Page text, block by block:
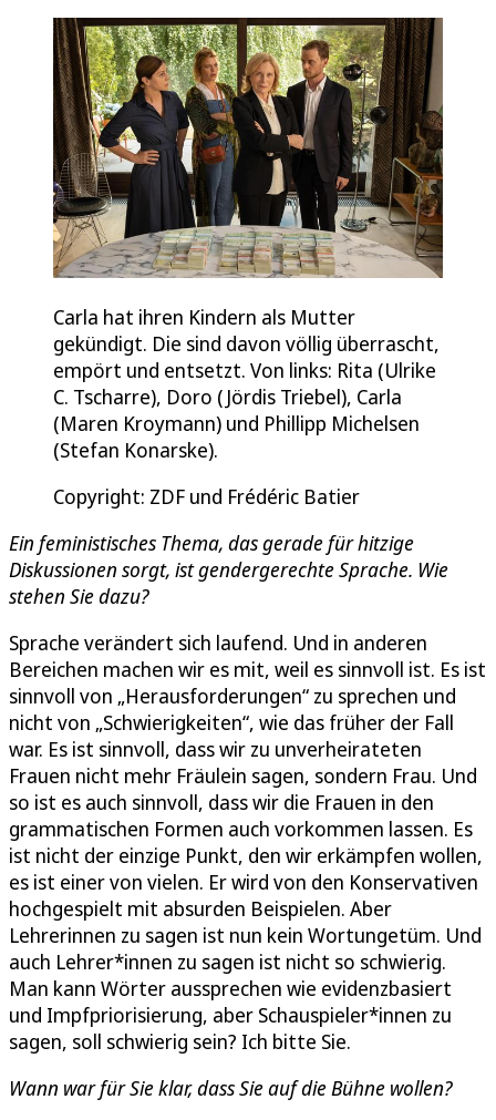
Carla hat ihren Kindern als Mutter
gekündigt. Die sind davon völlig überrascht,
empört und entsetzt. Von links: Rita (Ulrike
C. Tscharre), Doro (Jördis Triebel), Carla
(Maren Kroymann) und Phillipp Michelsen
(Stefan Konarske).
Copyright: ZDF und Frédéric Batier
Ein feministisches Thema, das gerade für hitzige
Diskussionen sorgt, ist gendergerechte Sprache. Wie
stehen Sie dazu?
Sprache verändert sich laufend. Und in anderen
Bereichen machen wir es mit, weil es sinnvoll ist. Es ist
sinnvoll von „Herausforderungen“ zu sprechen und
nicht von „Schwierigkeiten“, wie das früher der Fall
war. Es ist sinnvoll, dass wir zu unverheirateten
Frauen nicht mehr Fräulein sagen, sondern Frau. Und
so ist es auch sinnvoll, dass wir die Frauen in den
grammatischen Formen auch vorkommen lassen. Es
ist nicht der einzige Punkt, den wir erkämpfen wollen,
es ist einer von vielen. Er wird von den Konservativen
hochgespielt mit absurden Beispielen. Aber
Lehrerinnen zu sagen ist nun kein Wortungetüm. Und
auch Lehrer*innen zu sagen ist nicht so schwierig.
Man kann Wörter aussprechen wie evidenzbasiert
und Impfpriorisierung, aber Schauspieler*innen zu
sagen, soll schwierig sein? Ich bitte Sie.
Wann war für Sie klar, dass Sie auf die Bühne wollen?